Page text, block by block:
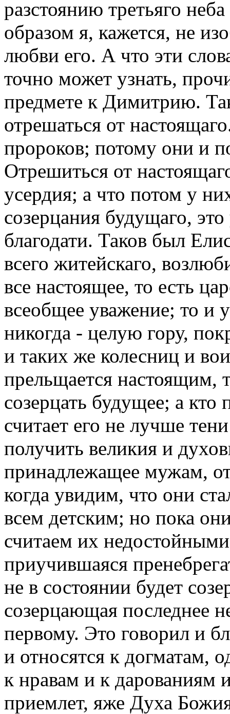
разстоянию третьяго
образом я, кажется, не
любви его. А что эти
точно может узнать,
предмете к Димитрию.
отрешаться от
пророков; потому они и
Отрешиться от
усердия; а что потом у
созерцания будущаго,
благодати. Таков был
всего житейскаго,
все настоящее, то есть
всеобщее уважение; то и
никогда - целую гору,
и таких же колесниц и
прельщается настоящим,
созерцать будущее; а кто
считает его не лучше
получить великия и
принадлежащее мужам,
когда увидим, что они
всем детским; но пока
считаем их
приучившаяся
не в состоянии будет
созерцающая последнее
первому. Это говорил и
и относятся к догматам,
к нравам и к дарованиям
приемлет, яже Духа